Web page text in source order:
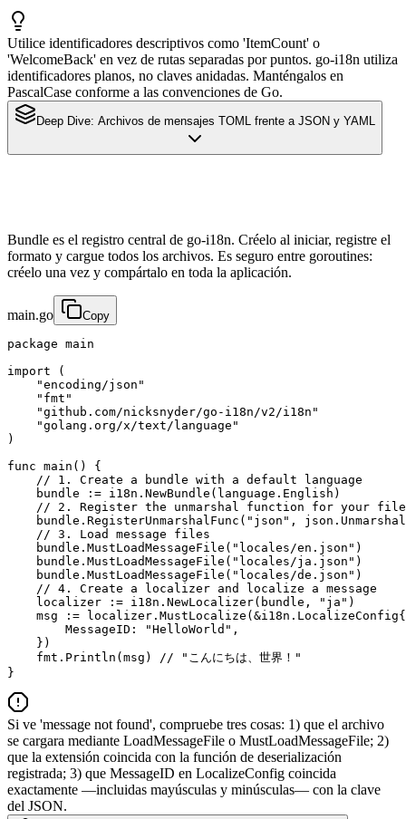
Utilice identificadores descriptivos como 'ItemCount' o
'WelcomeBack' en vez de rutas separadas por puntos. go-i18n utiliza
identificadores planos, no claves anidadas. Manténgalos en
PascalCase conforme a las convenciones de Go.
Deep Dive: Archivos de mensajes TOML frente a JSON y YAML
Bundle es el registro central de go-i18n. Créelo al iniciar, registre el
formato y cargue todos los archivos. Es seguro entre goroutines:
créelo una vez y compártalo en toda la aplicación.
main.go Copy
package main
import (
    "encoding/json"
    "fmt"
    "github.com/nicksnyder/go-i18n/v2/i18n"
    "golang.org/x/text/language"
)
func main() {
    // 1. Create a bundle with a default language
    bundle := i18n.NewBundle(language.English)
// 2. Register the unmarshal function for your
bundle.RegisterUnmarshalFunc("json",
    // 3. Load message files
    bundle.MustLoadMessageFile("locales/en.json")
    bundle.MustLoadMessageFile("locales/ja.json")
    bundle.MustLoadMessageFile("locales/de.json")
    // 4. Create a localizer and localize a message
    localizer := i18n.NewLocalizer(bundle, "ja")
    msg := localizer.MustLocalize(&i18n.LocalizeConfig{
        MessageID: "HelloWorld",
    })
    fmt.Println(msg) // "こんにちは、世界！"
}
Si ve 'message not found', compruebe tres cosas: 1) que el archivo
se cargara mediante LoadMessageFile o MustLoadMessageFile; 2)
que la extensión coincida con la función de deserialización
registrada; 3) que MessageID en LocalizeConfig coincida
exactamente —incluidas mayúsculas y minúsculas— con la clave
del JSON.